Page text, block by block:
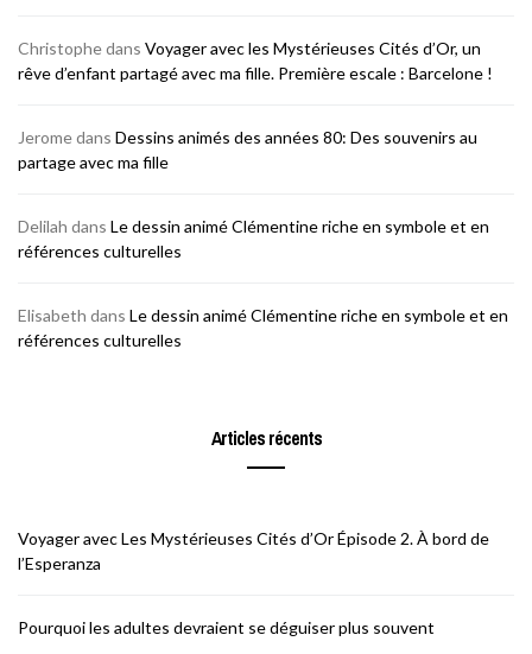
Christophedans Voyager avec les Mystérieuses Cités d’Or, un
rêve d’enfant partagé avec ma fille. Première escale : Barcelone !
Jeromedans Dessins animés des années 80: Des souvenirs au
partage avec ma fille
Delilah dans Le dessin animé Clémentine riche en symbole et en
références culturelles
Elisabeth dans Le dessin animé Clémentine riche en symbole et en
références culturelles
Articles récents
Voyager avec Les Mystérieuses Cités d’Or Épisode 2. À bord de
l’Esperanza
Pourquoi les adultes devraient se déguiser plus souvent